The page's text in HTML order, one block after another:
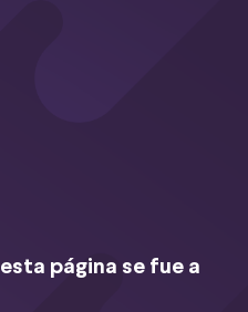
página se fue a